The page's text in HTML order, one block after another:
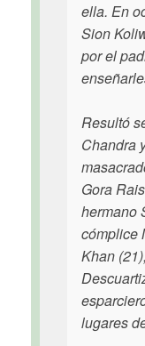
ella. En
Sion
por el
Resultó
Chandra
Gora
hermano
cómplice
Khan
lugares